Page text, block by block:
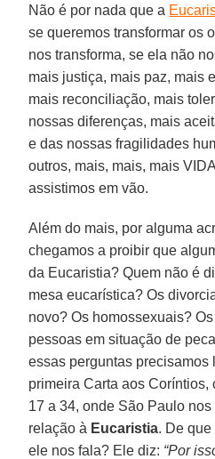
Não é por nada que a
se queremos transformar os
nos transforma, se ela não
mais justiça, mais paz, mais
mais reconciliação, mais
nossas diferenças, mais
e das nossas fragilidades
outros, mais, mais, mais
assistimos em vão.
Além do mais, por alguma
chegamos a proibir que
da Eucaristia? Quem não é
mesa eucarística? Os
novo? Os homossexuais?
pessoas em situação de
essas perguntas precisamos
primeira Carta aos Coríntios,
17 a 34, onde São Paulo
relação à Eucaristia. De
ele nos fala? Ele diz: “Por